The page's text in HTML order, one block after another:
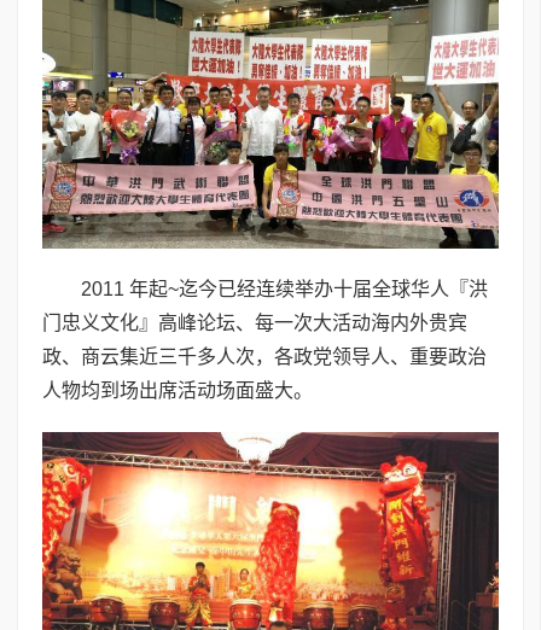
2011 年起~迄今已经连续举办十届全球华人『洪
门忠义文化』高峰论坛、每一次大活动海内外贵宾
政、商云集近三千多人次，各政党领导人、重要政治
人物均到场出席活动场面盛大。